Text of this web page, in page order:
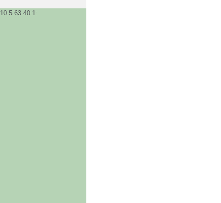
10.5.63.40:1: